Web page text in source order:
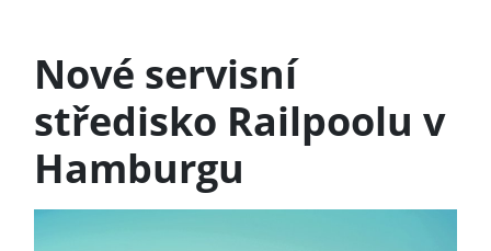
Nové servisní
středisko Railpoolu v
Hamburgu